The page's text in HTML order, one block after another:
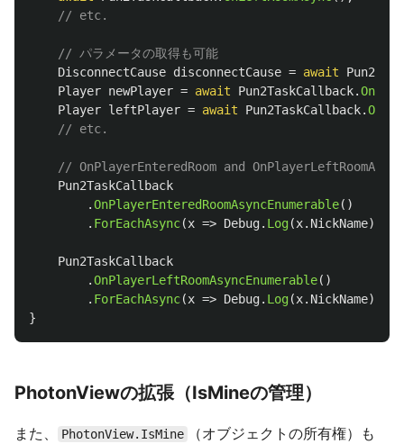
// etc.
// パラメータの取得も可能
DisconnectCause disconnectCause = await
Player newPlayer = await Pun2TaskCallback.
Player leftPlayer = await Pun2TaskCallback.
// etc.
// OnPlayerEnteredRoom and
Pun2TaskCallback
.OnPlayerEnteredRoomAsyncEnumerable()
. ForEachAsync(x => Debug. Log(x. NickName),
Pun2TaskCallback
.OnPlayerLeftRoomAsyncEnumerable()
. ForEachAsync(x => Debug. Log(x. NickName),
}
PhotonViewの拡張（IsMineの管理）
また、 PhotonView.IsMine （オブジェクトの所有権）も